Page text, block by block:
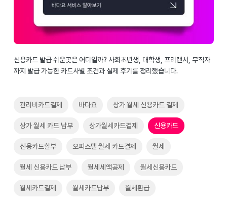
신용카드 발급 쉬운곳은 어디일까? 사회초년생, 대학생, 프리랜서, 무직자
까지 발급 가능한 카드사별 조건과 실제 후기를 정리했습니다.
관리비카드결제 바다요 상가 월세 신용카드 결제
상가 월세 카드 납부 상가월세카드결제 신용카드
신용카드할부 오피스텔 월세 카드결제 월세
월세 신용카드 납부 월세세액공제 월세신용카드
월세카드결제 월세카드납부 월세환급